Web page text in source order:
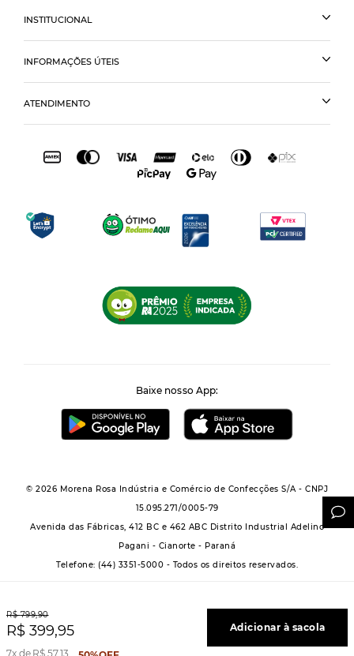
R$ 799,90
R$ 399,95
7 R$ 57,13
Adicionar à sacola
INSTITUCIONAL
INFORMAÇÕES ÚTEIS
ATENDIMENTO
Baixe nosso App:
© 2026 Morena Rosa Indústria e Comércio de Confecções S/A - CNPJ
15.095.271/0005-79
Avenida das Fábricas, 412 BC e 462 ABC Distrito Industrial Adelino
Pagani - Cianorte - Paraná
Telefone: (44) 3351-5000 - Todos os direitos reservados.
Powered by Grupo Morena Rosa: Morena Rosa, Iódice, Maria Valentina, Zinco e